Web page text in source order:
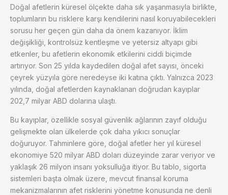
Doğal afetlerin küresel ölçekte daha sık yaşanmasıyla birlikte,
toplumların bu risklere karşı kendilerini nasıl koruyabilecekleri
sorusu her geçen gün daha da önem kazanıyor. İklim
değişikliği, kontrolsüz kentleşme ve yetersiz altyapı gibi
etkenler, bu afetlerin ekonomik etkilerini ciddi biçimde
artırıyor. Son 25 yılda kaydedilen doğal afet sayısı, önceki
çeyrek yüzyıla göre neredeyse iki katına çıktı. Yalnızca 2023
yılında, doğal afetlerden kaynaklanan doğrudan kayıplar
202,7 milyar ABD dolarına ulaştı.
Bu kayıplar, özellikle sosyal güvenlik ağlarının zayıf olduğu
gelişmekte olan ülkelerde çok daha yıkıcı sonuçlar
doğuruyor. Tahminlere göre, doğal afetler her yıl küresel
ekonomiye 520 milyar ABD doları düzeyinde zarar veriyor ve
yaklaşık 26 milyon insanı yoksulluğa itiyor. Bu tablo, sigorta
sistemleri başta olmak üzere, mevcut finansal koruma
mekanizmalarının afet risklerini yönetme konusunda ne denli